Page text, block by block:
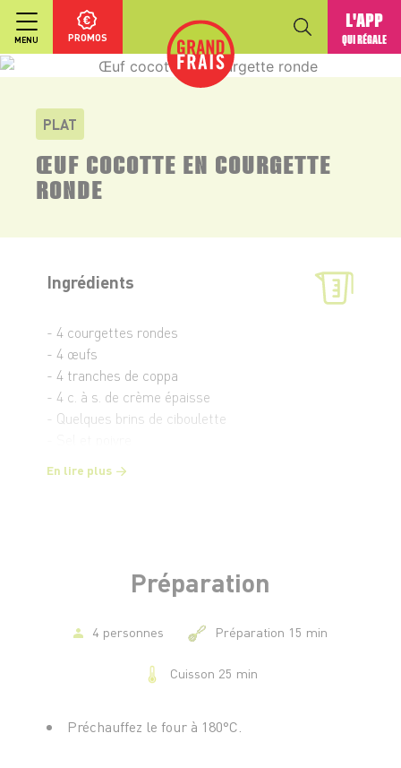
MENU PROMOS
L'APP
QUI RÉGALE
PLAT
ŒUF COCOTTE EN COURGETTE
RONDE
Ingrédients
- 4 courgettes rondes
- 4 œufs
- 4 tranches de coppa
- 4 c. à s. de crème épaisse
- Quelques brins de ciboulette
En lire plus
Préparation
4 personnes Préparation 15 min
Cuisson 25 min
Préchauffez le four à 180°C.